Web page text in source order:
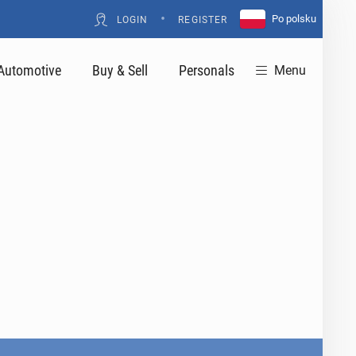
LOGIN • REGISTER Po polsku
Buy & Sell Personals Menu